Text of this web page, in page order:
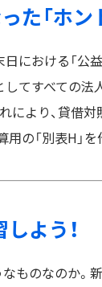
た「ホン
における「公
してすべての
により、貸借
の「別表H」
よう！
なものなのか